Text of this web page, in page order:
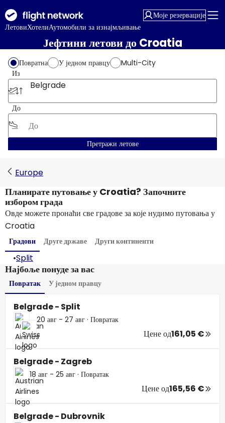
ЛетовиХотелиАутомобили за изнајмљивање
Моје резервације
Јефтини летови до Croatia
Повратна У једном правцу
Multi-City
Из
Belgrade
До
Претражи летове
Europe
Планирате путовање у Croatia? Започните
избором града
Овде можете пронаћи све градове за које нудимо путовања у
Croatia
Градови Друге државе Други континенти
•Split
Најбоље понуде за вас
Повратак У једном правцу
Belgrade - Split
20 авг - 27 авг · Повратак
Цене од161,05 €
Belgrade - Zagreb
18 авг - 25 авг · Повратак
Цене од165,56 €
Belgrade - Dubrovnik